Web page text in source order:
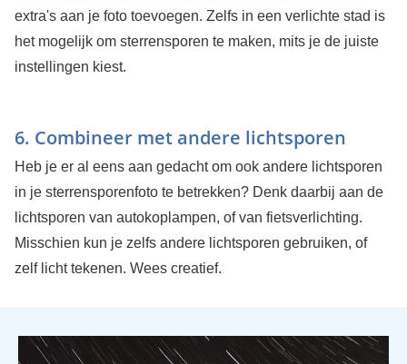
extra's aan je foto toevoegen. Zelfs in een verlichte stad is
het mogelijk om sterrensporen te maken, mits je de juiste
instellingen kiest.
6. Combineer met andere lichtsporen
Heb je er al eens aan gedacht om ook andere lichtsporen
in je sterrensporenfoto te betrekken? Denk daarbij aan de
lichtsporen van autokoplampen, of van fietsverlichting.
Misschien kun je zelfs andere lichtsporen gebruiken, of
zelf licht tekenen. Wees creatief.